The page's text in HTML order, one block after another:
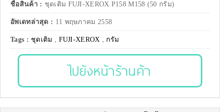
ชื่อสินค้า : ชุดเติม FUJI-XEROX P158 M158 (50 กรัม)
อัพเดทล่าสุด : 11 พฤษภาคม 2558
Tags : ชุดเติม , FUJI-XEROX , กรัม
ไปยังหน้าร้านค้า